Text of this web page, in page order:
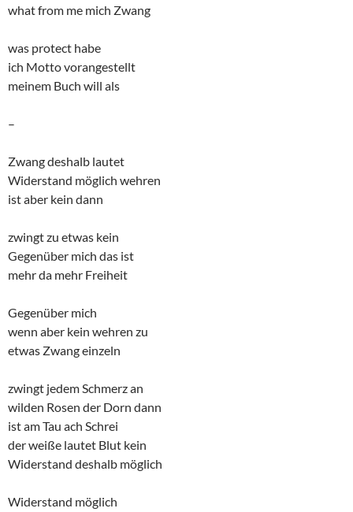
what from me mich Zwang
was protect habe
ich Motto vorangestellt
meinem Buch will als
–
Zwang deshalb lautet
Widerstand möglich wehren
ist aber kein dann
zwingt zu etwas kein
Gegenüber mich das ist
mehr da mehr Freiheit
Gegenüber mich
wenn aber kein wehren zu
etwas Zwang einzeln
zwingt jedem Schmerz an
wilden Rosen der Dorn dann
ist am Tau ach Schrei
der weiße lautet Blut kein
Widerstand deshalb möglich
Widerstand möglich